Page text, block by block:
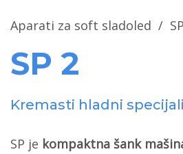
Aparati za soft sladoled /
SP 2
Kremasti hladni
SP je kompaktna šank